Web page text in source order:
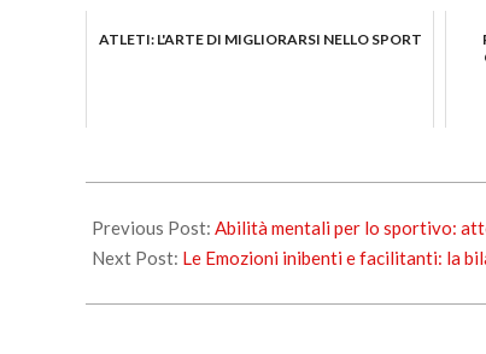
ATLETI: L'ARTE DI MIGLIORARSI NELLO SPORT
12-
03
Previous Post: Abilità mentali per lo sportivo:
Next Post: Le Emozioni inibenti e facilitanti: la